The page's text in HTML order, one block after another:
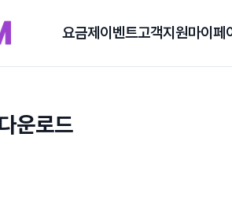
요금제 이벤트고객지원마이페
운로드